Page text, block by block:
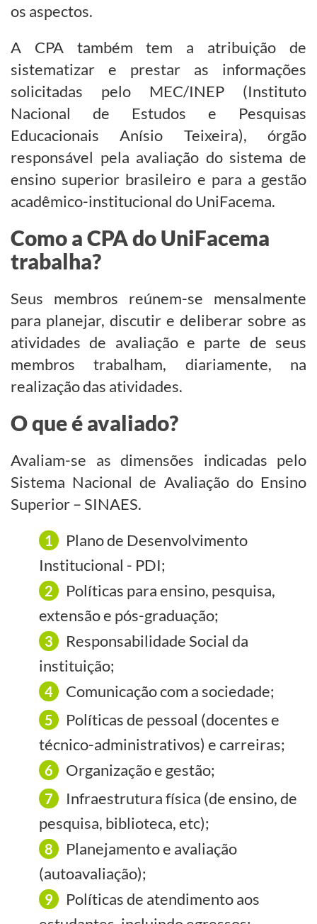
os aspectos.
A CPA também tem a atribuição de
sistematizar e prestar as informações
solicitadas pelo MEC/INEP (Instituto
Nacional de Estudos e Pesquisas
Educacionais Anísio Teixeira), órgão
responsável pela avaliação do sistema de
ensino superior brasileiro e para a gestão
acadêmico-institucional do UniFacema.
Como a CPA do UniFacema
trabalha?
Seus membros reúnem-se mensalmente
para planejar, discutir e deliberar sobre as
atividades de avaliação e parte de seus
membros trabalham, diariamente, na
realização das atividades.
O que é avaliado?
Avaliam-se as dimensões indicadas pelo
Sistema Nacional de Avaliação do Ensino
Superior – SINAES.
Plano de Desenvolvimento
Institucional - PDI;
Políticas para ensino, pesquisa,
extensão e pós-graduação;
Responsabilidade Social da
instituição;
Comunicação com a sociedade;
Políticas de pessoal (docentes e
técnico-administrativos) e carreiras;
Organização e gestão;
Infraestrutura física (de ensino, de
pesquisa, biblioteca, etc);
Planejamento e avaliação
(autoavaliação);
Políticas de atendimento aos